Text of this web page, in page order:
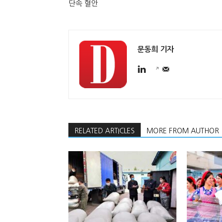
단속 혈안
문동희 기자
RELATED ARTICLES MORE FROM AUTHOR